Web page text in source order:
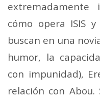
cómo opera ISIS
buscan en una
humor, la
con impunidad),
relación con